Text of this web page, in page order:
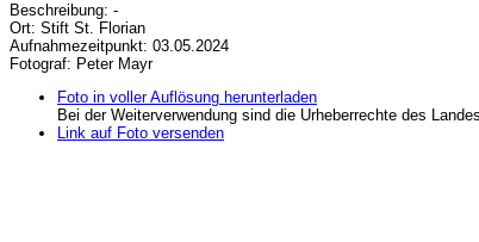
Beschreibung: -
Ort: Stift St. Florian
Aufnahmezeitpunkt: 03.05.2024
Fotograf: Peter Mayr
Foto in voller Auflösung herunterladen
Bei der Weiterverwendung sind die Urheberrechte des
Link auf Foto versenden